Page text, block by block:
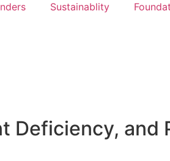
Sustainablity
and